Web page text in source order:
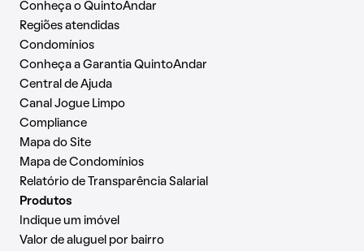
Conheça o QuintoAndar
Regiões atendidas
Condomínios
Conheça a Garantia QuintoAndar
Central de Ajuda
Canal Jogue Limpo
Compliance
Mapa do Site
Mapa de Condomínios
Relatório de Transparência Salarial
Produtos
Indique um imóvel
Valor de aluguel por bairro